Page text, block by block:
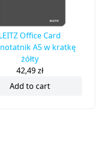
Office Card
A5 w kratkę
żółty
42,49zł
Add to cart